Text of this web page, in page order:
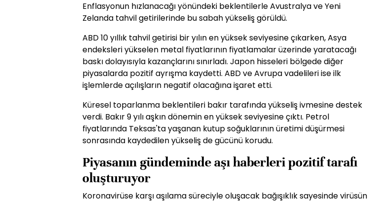
Enflasyonun hızlanacağı yönündeki beklentilerle Avustralya ve Yeni
Zelanda tahvil getirilerinde bu sabah yükseliş görüldü.
ABD 10 yıllık tahvil getirisi bir yılın en yüksek seviyesine çıkarken, Asya
endeksleri yükselen metal fiyatlarının fiyatlamalar üzerinde yaratacağı
baskı dolayısıyla kazançlarını sınırladı. Japon hisseleri bölgede diğer
piyasalarda pozitif ayrışma kaydetti. ABD ve Avrupa vadelileri ise ilk
işlemlerde açılışların negatif olacağına işaret etti.
Küresel toparlanma beklentileri bakır tarafında yükseliş ivmesine destek
verdi. Bakır 9 yılı aşkın dönemin en yüksek seviyesine çıktı. Petrol
fiyatlarında Teksas'ta yaşanan kutup soğuklarının üretimi düşürmesi
sonrasında kaydedilen yükseliş de gücünü korudu.
Piyasanın gündeminde aşı haberleri pozitif tarafı
oluşturuyor
Koronavirüse karşı aşılama süreciyle oluşacak bağışıklık sayesinde virüsün